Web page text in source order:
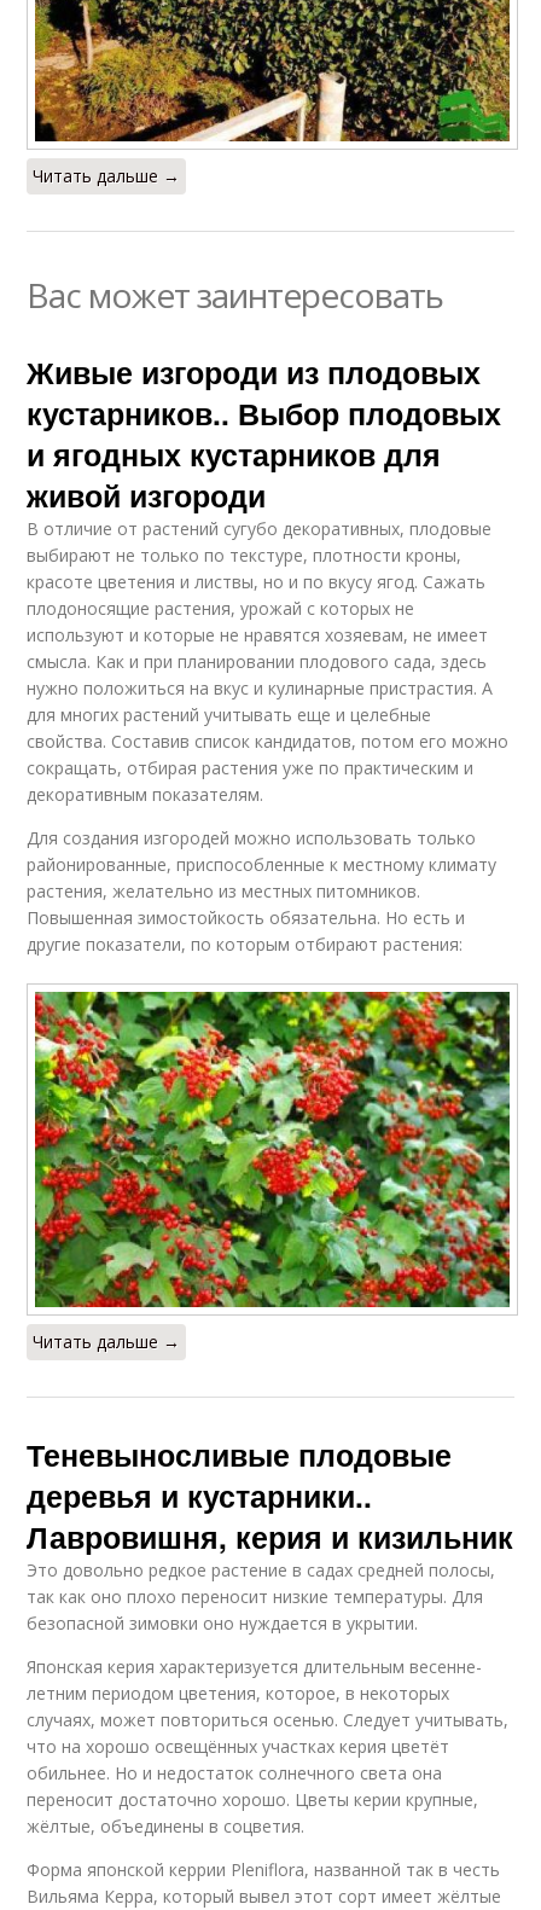
Читать дальше →
Вас может заинтересовать
Живые изгороди из плодовых
кустарников.. Выбор плодовых
и ягодных кустарников для
живой изгороди
В отличие от растений сугубо декоративных, плодовые
выбирают не только по текстуре, плотности кроны,
красоте цветения и листвы, но и по вкусу ягод. Сажать
плодоносящие растения, урожай с которых не
используют и которые не нравятся хозяевам, не имеет
смысла. Как и при планировании плодового сада, здесь
нужно положиться на вкус и кулинарные пристрастия. А
для многих растений учитывать еще и целебные
свойства. Составив список кандидатов, потом его можно
сокращать, отбирая растения уже по практическим и
декоративным показателям.
Для создания изгородей можно использовать только
районированные, приспособленные к местному климату
растения, желательно из местных питомников.
Повышенная зимостойкость обязательна. Но есть и
другие показатели, по которым отбирают растения:
Читать дальше →
Теневыносливые плодовые
деревья и кустарники..
Лавровишня, керия и кизильник
Это довольно редкое растение в садах средней полосы,
так как оно плохо переносит низкие температуры. Для
безопасной зимовки оно нуждается в укрытии.
Японская керия характеризуется длительным весенне-
летним периодом цветения, которое, в некоторых
случаях, может повториться осенью. Следует учитывать,
что на хорошо освещённых участках керия цветёт
обильнее. Но и недостаток солнечного света она
переносит достаточно хорошо. Цветы керии крупные,
жёлтые, объединены в соцветия.
Форма японской керрии Pleniflora, названной так в честь
Вильяма Керра, который вывел этот сорт имеет жёлтые